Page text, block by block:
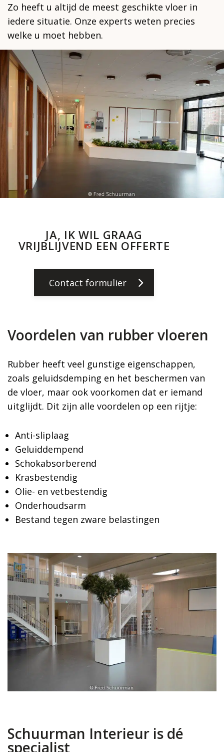
Zo heeft u altijd de meest geschikte vloer in
iedere situatie. Onze experts weten precies
welke u moet hebben.
JA, IK WIL GRAAG
VRIJBLIJVEND EEN OFFERTE
Contact formulier
Voordelen van rubber vloeren
Rubber heeft veel gunstige eigenschappen,
zoals geluidsdemping en het beschermen van
de vloer, maar ook voorkomen dat er iemand
uitglijdt. Dit zijn alle voordelen op een rijtje:
Anti-sliplaag
Geluiddempend
Schokabsorberend
Krasbestendig
Olie- en vetbestendig
Onderhoudsarm
Bestand tegen zware belastingen
Schuurman Interieur is dé
specialist